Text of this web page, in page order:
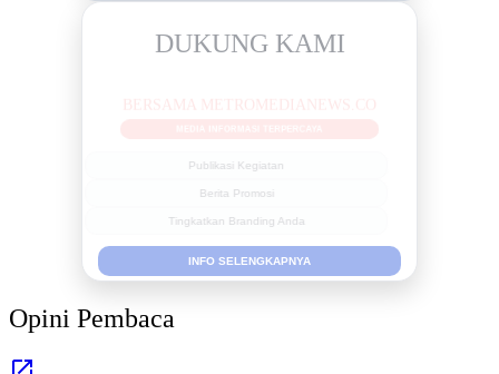
DUKUNG KAMI
Publikasi Kegiatan
Berita Promosi
Tingkatkan Branding Anda
INFO SELENGKAPNYA
Opini Pembaca